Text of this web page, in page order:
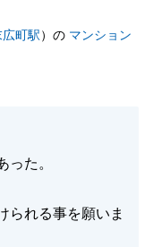
広町駅）の マンション
った。
られる事を願いま